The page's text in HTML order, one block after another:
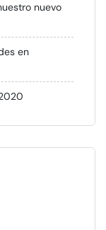
nuevo
en